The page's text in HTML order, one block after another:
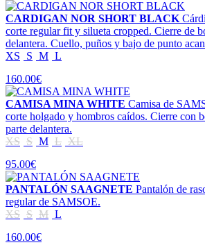
CARDIGAN NOR SHORT BLACK
corte regular fit y silueta cropped. Cierre de
delantera. Cuello, puños y bajo de punto
XS
S M L
160.00€
CAMISA MINA WHITE Camisa de
corte holgado y hombros caídos. Cierre con
parte delantera.
XS S M L XL
95.00€
PANTALÓN SAAGNETE Pantalón de
regular de SAMSOE.
XS S M L
160.00€